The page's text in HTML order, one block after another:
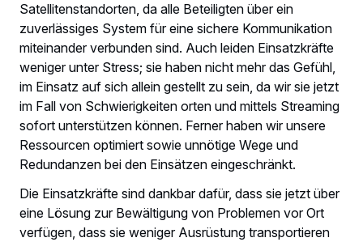
Satellitenstandorten, da alle Beteiligten über ein
zuverlässiges System für eine sichere Kommunikation
miteinander verbunden sind. Auch leiden Einsatzkräfte
weniger unter Stress; sie haben nicht mehr das Gefühl,
im Einsatz auf sich allein gestellt zu sein, da wir sie jetzt
im Fall von Schwierigkeiten orten und mittels Streaming
sofort unterstützen können. Ferner haben wir unsere
Ressourcen optimiert sowie unnötige Wege und
Redundanzen bei den Einsätzen eingeschränkt.
Die Einsatzkräfte sind dankbar dafür, dass sie jetzt über
eine Lösung zur Bewältigung von Problemen vor Ort
verfügen, dass sie weniger Ausrüstung transportieren